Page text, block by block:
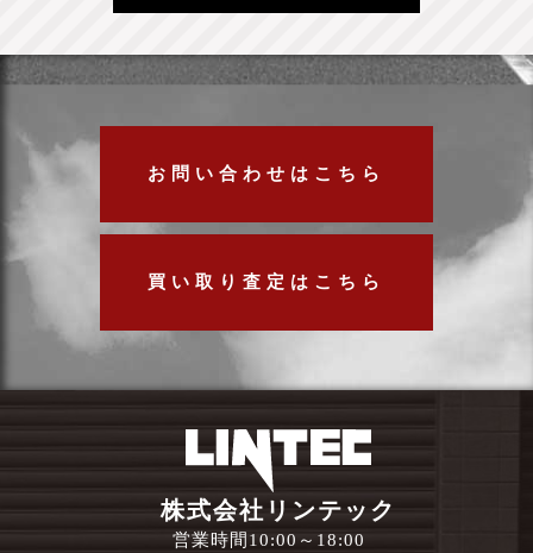
お問い合わせはこちら
買い取り査定はこちら
株式会社リンテック
営業時間10:00～18:00